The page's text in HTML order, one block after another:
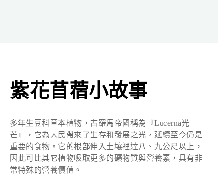
紫花苜蓿小故事
多年生豆科草本植物，古羅馬帝國稱為『Lucerna光
芒』，它為人民帶來了生存和發展之光，延續至今仍是
重要的食物。它的根部伸入土壤裡達八、九公尺以上，
因此可比其它植物吸取更多的礦物質與營養素，具有非
常特殊的營養價值。